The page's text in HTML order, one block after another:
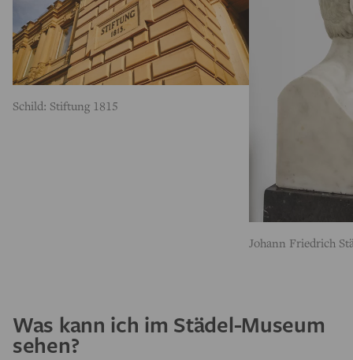
Schild: Stiftung 1815
Johann Friedrich
Was kann ich im Städel-Museum
sehen?